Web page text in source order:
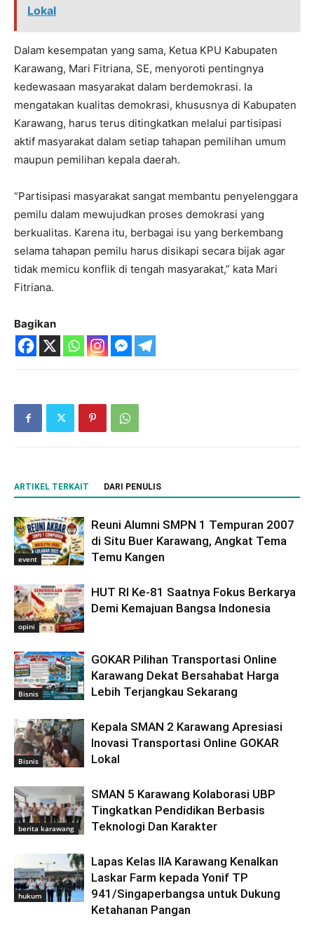
Lokal
Dalam kesempatan yang sama, Ketua KPU Kabupaten
Karawang, Mari Fitriana, SE, menyoroti pentingnya
kedewasaan masyarakat dalam berdemokrasi. Ia
mengatakan kualitas demokrasi, khususnya di Kabupaten
Karawang, harus terus ditingkatkan melalui partisipasi
aktif masyarakat dalam setiap tahapan pemilihan umum
maupun pemilihan kepala daerah.
“Partisipasi masyarakat sangat membantu penyelenggara
pemilu dalam mewujudkan proses demokrasi yang
berkualitas. Karena itu, berbagai isu yang berkembang
selama tahapan pemilu harus disikapi secara bijak agar
tidak memicu konflik di tengah masyarakat,” kata Mari
Fitriana.
Bagikan
ARTIKEL TERKAIT DARI PENULIS
event
Reuni Alumni SMPN 1 Tempuran 2007
di Situ Buer Karawang, Angkat Tema
Temu Kangen
opini
HUT RI Ke-81 Saatnya Fokus Berkarya
Demi Kemajuan Bangsa Indonesia
Bisnis
GOKAR Pilihan Transportasi Online
Karawang Dekat Bersahabat Harga
Lebih Terjangkau Sekarang
Bisnis
Kepala SMAN 2 Karawang Apresiasi
Inovasi Transportasi Online GOKAR
Lokal
berita karawang
SMAN 5 Karawang Kolaborasi UBP
Tingkatkan Pendidikan Berbasis
Teknologi Dan Karakter
hukum
Lapas Kelas IIA Karawang Kenalkan
Laskar Farm kepada Yonif TP
941/Singaperbangsa untuk Dukung
Ketahanan Pangan